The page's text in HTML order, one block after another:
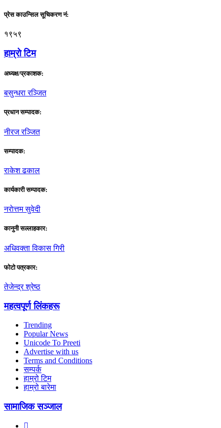
प्रेस काउन्सिल सूचिकरण नं:
१९५९
हाम्राे टिम
अध्यक्ष/प्रकाशक:
बसुन्धरा रञ्जित
प्रधान सम्पादक:
नीरज रञ्जित
सम्पादक:
राकेश ढकाल
कार्यकारी सम्पादक:
नराेत्तम सुवेदी
कानुनी सल्लाहकार:
अधिवक्ता विकास गिरी
फाेटाे पत्रकार:
तेजेन्द्र श्रेष्ठ
महत्वपूर्ण लिंकहरू
Trending
Popular News
Unicode To Preeti
Advertise with us
Terms and Conditions
सम्पर्क
हाम्रो टिम
हाम्रो बारेमा
सामाजिक सञ्जाल